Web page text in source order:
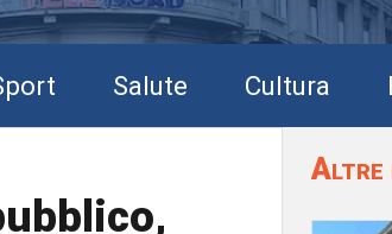
Salute Cultura
Altre